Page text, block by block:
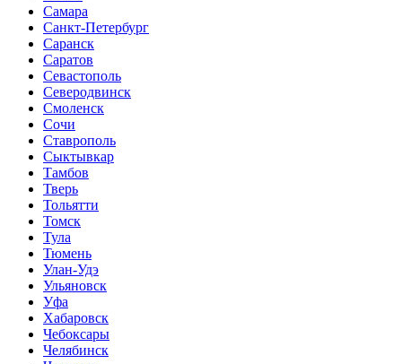
Самара
Санкт-Петербург
Саранск
Саратов
Севастополь
Северодвинск
Смоленск
Сочи
Ставрополь
Сыктывкар
Тамбов
Тверь
Тольятти
Томск
Тула
Тюмень
Улан-Удэ
Ульяновск
Уфа
Хабаровск
Чебоксары
Челябинск